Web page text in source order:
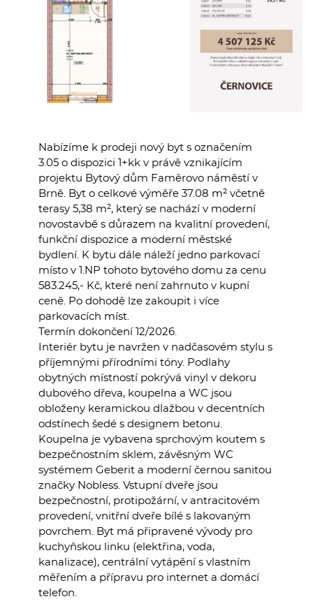
Nabízíme k prodeji nový byt s označením
3.05 o dispozici 1+kk v právě vznikajícím
projektu Bytový dům Faměrovo náměstí v
Brně. Byt o celkové výměře 37.08 m² včetně
terasy 5,38 m², který se nachází v moderní
novostavbě s důrazem na kvalitní provedení,
funkční dispozice a moderní městské
bydlení. K bytu dále náleží jedno parkovací
místo v 1.NP tohoto bytového domu za cenu
583.245,- Kč, které není zahrnuto v kupní
ceně. Po dohodě lze zakoupit i více
parkovacích míst.
Termín dokončení 12/2026.
Interiér bytu je navržen v nadčasovém stylu s
příjemnými přírodními tóny. Podlahy
obytných místností pokrývá vinyl v dekoru
dubového dřeva, koupelna a WC jsou
obloženy keramickou dlažbou v decentních
odstínech šedé s designem betonu.
Koupelna je vybavena sprchovým koutem s
bezpečnostním sklem, závěsným WC
systémem Geberit a moderní černou sanitou
značky Nobless. Vstupní dveře jsou
bezpečnostní, protipožární, v antracitovém
provedení, vnitřní dveře bílé s lakovaným
povrchem. Byt má připravené vývody pro
kuchyňskou linku (elektřina, voda,
kanalizace), centrální vytápění s vlastním
měřením a přípravu pro internet a domácí
telefon.